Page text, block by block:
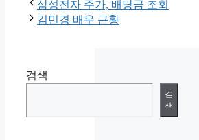
테
고
삼성전자 주가, 배당금 조회
김민경 배우 근황
검색
검
색